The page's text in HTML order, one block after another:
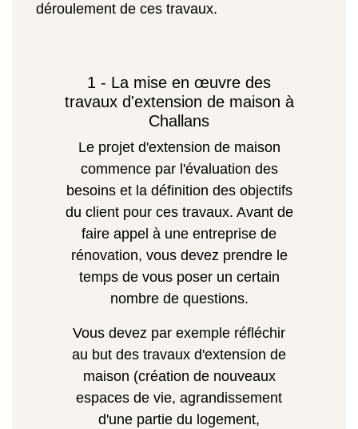
déroulement de ces travaux.
1 - La mise en œuvre des
travaux d'extension de maison à
Challans
Le projet d'extension de maison
commence par l'évaluation des
besoins et la définition des objectifs
du client pour ces travaux. Avant de
faire appel à une entreprise de
rénovation, vous devez prendre le
temps de vous poser un certain
nombre de questions.
Vous devez par exemple réfléchir
au but des travaux d'extension de
maison (création de nouveaux
espaces de vie, agrandissement
d'une partie du logement,